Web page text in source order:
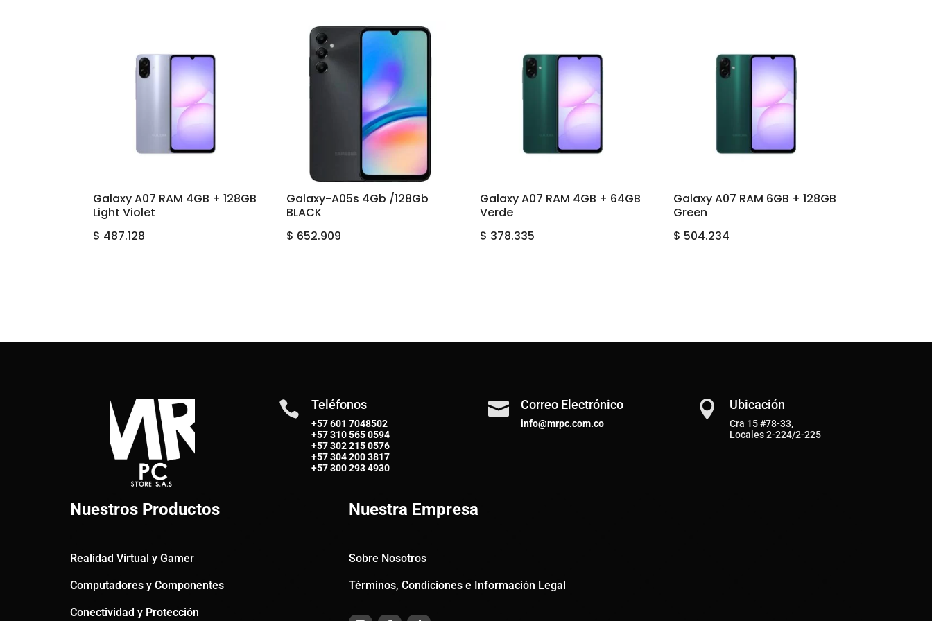
Galaxy A07 RAM 4GB + 128GB
Light Violet
$ 487.128
Galaxy-A05s 4Gb /128Gb
BLACK
$ 652.909
Galaxy A07 RAM 4GB + 64GB
Verde
$ 378.335
Galaxy A07 RAM 6GB + 128GB
Green
$ 504.234
 Teléfonos
+57 601 7048502
+57310 565 0594
+57302 215 0576
+57304 200 3817
+57300 293 4930
 Correo Electrónico
info@mrpc.com.co
 Ubicación
Cra 15 #78-33,
Locales 2-224/2-225
Nuestros Productos
Realidad Virtual y Gamer
Computadores y Componentes
Conectividad y Protección
Nuestra Empresa
Sobre Nosotros
Términos, Condiciones e Información Legal